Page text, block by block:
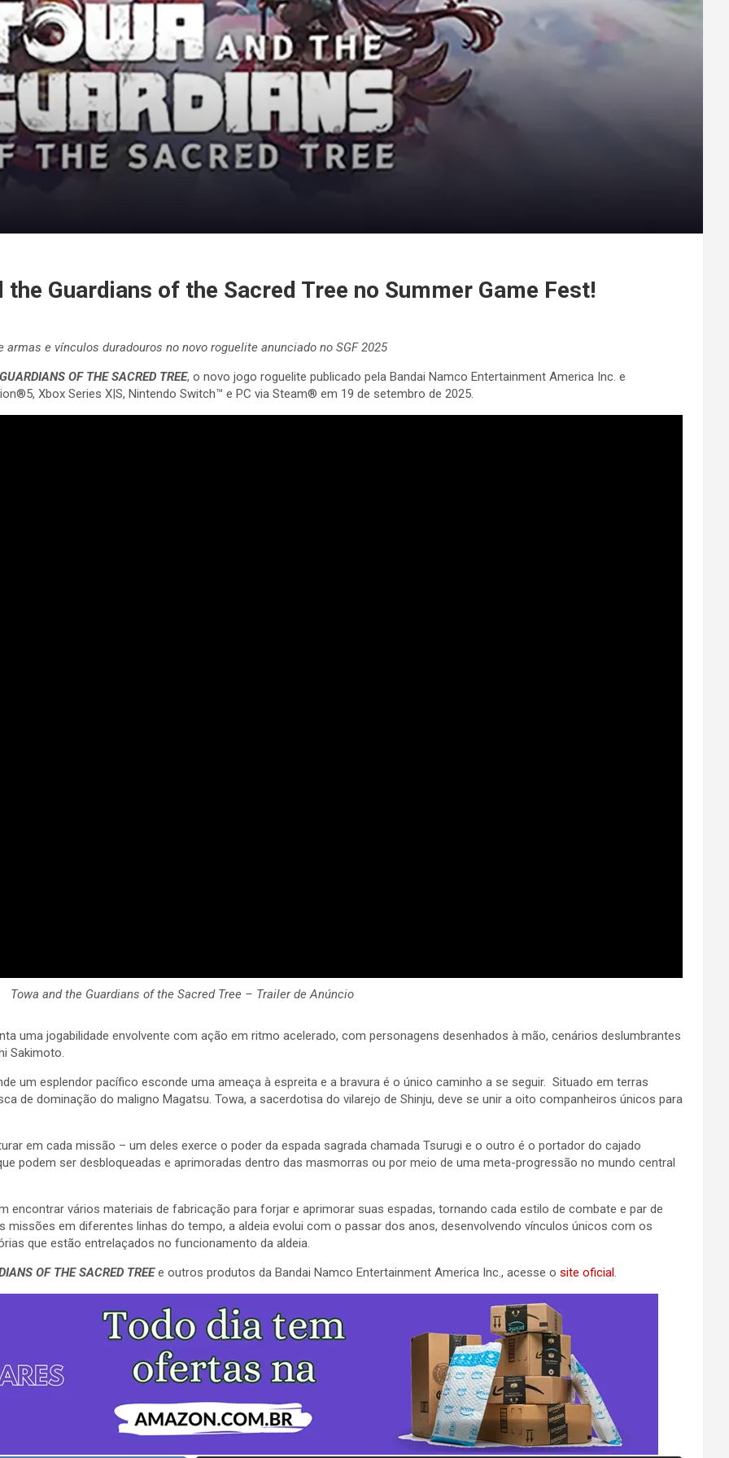
Guardians of the Sacred Tree no Summer Game Fest!
armas e vínculos duradouros no novo roguelite anunciado no SGF 2025
OF THE SACRED TREE, o novo jogo roguelite publicado pela Bandai Namco Entertainment America Inc. e
Xbox Series X|S, Nintendo Switch™ e PC via Steam® em 19 de setembro de 2025.
Towa and the Guardians of the Sacred Tree – Trailer de Anúncio
uma jogabilidade envolvente com ação em ritmo acelerado, com personagens desenhados à mão, cenários deslumbrantes
Sakimoto.
um esplendor pacífico esconde uma ameaça à espreita e a bravura é o único caminho a se seguir. Situado em terras
de dominação do maligno Magatsu. Towa, a sacerdotisa do vilarejo de Shinju, deve se unir a oito companheiros únicos para
em cada missão – um deles exerce o poder da espada sagrada chamada Tsurugi e o outro é o portador do cajado
podem ser desbloqueadas e aprimoradas dentro das masmorras ou por meio de uma meta-progressão no mundo central
encontrar vários materiais de fabricação para forjar e aprimorar suas espadas, tornando cada estilo de combate e par de
missões em diferentes linhas do tempo, a aldeia evolui com o passar dos anos, desenvolvendo vínculos únicos com os
que estão entrelaçados no funcionamento da aldeia.
OF THE SACRED TREEe outros produtos da Bandai Namco Entertainment America Inc., acesse o site oficial